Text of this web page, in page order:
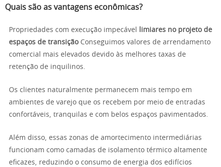
Quais são as vantagens econômicas?
Propriedades com execução impecável
limiares no projeto de
espaços de transiçãoConseguimos valores de arrendamento
comercial mais elevados devido às melhores taxas de
retenção de inquilinos.
Os clientes naturalmente permanecem mais tempo em
ambientes de varejo que os recebem por meio de entradas
confortáveis, tranquilas e com belos espaços pavimentados.
Além disso, essas zonas de amortecimento intermediárias
funcionam como camadas de isolamento térmico altamente
eficazes, reduzindo o consumo de energia dos edifícios